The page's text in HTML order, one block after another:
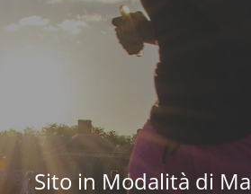
Sito in Modalità di